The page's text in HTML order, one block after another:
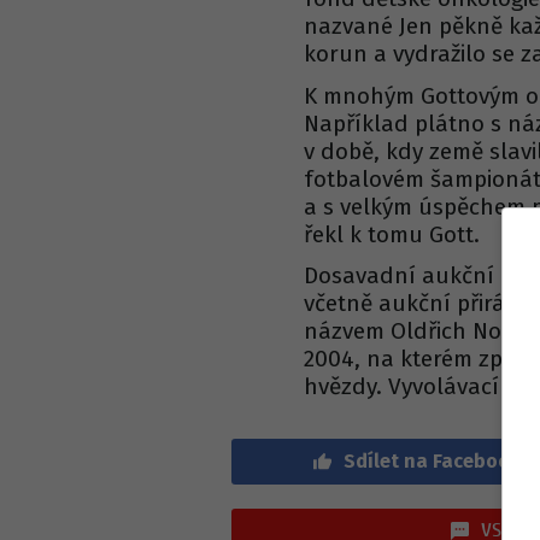
nazvané Jen pěkně
korun a vydražilo se
K mnohým Gottovým
Například plátno s
v době, kdy země
fotbalovém
a s velkým úspěchem
řekl k tomu Gott.
Dosavadní aukční
včetně aukční
názvem Oldřich Nový
2004, na kterém
hvězdy. Vyvolávací
Sdílet na Facebook